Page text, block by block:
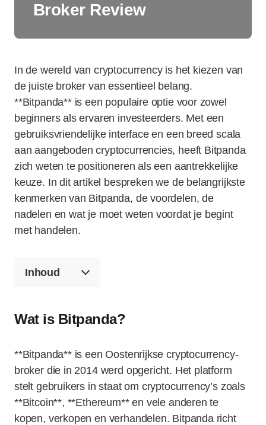
Broker Review
In de wereld van cryptocurrency is het kiezen van
de juiste broker van essentieel belang.
**Bitpanda** is een populaire optie voor zowel
beginners als ervaren investeerders. Met een
gebruiksvriendelijke interface en een breed scala
aan aangeboden cryptocurrencies, heeft Bitpanda
zich weten te positioneren als een aantrekkelijke
keuze. In dit artikel bespreken we de belangrijkste
kenmerken van Bitpanda, de voordelen, de
nadelen en wat je moet weten voordat je begint
met handelen.
Inhoud
Wat is Bitpanda?
**Bitpanda** is een Oostenrijkse cryptocurrency-
broker die in 2014 werd opgericht. Het platform
stelt gebruikers in staat om cryptocurrency’s zoals
**Bitcoin**, **Ethereum** en vele anderen te
kopen, verkopen en verhandelen. Bitpanda richt